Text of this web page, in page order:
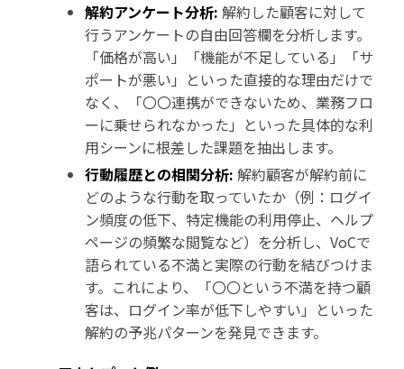
解約アンケート分析: 解約した顧客に対して
行うアンケートの自由回答欄を分析します。
「価格が高い」「機能が不足している」「サ
ポートが悪い」といった直接的な理由だけで
なく、「〇〇連携ができないため、業務フロ
ーに乗せられなかった」といった具体的な利
用シーンに根差した課題を抽出します。
行動履歴との相関分析: 解約顧客が解約前に
どのような行動を取っていたか（例：ログイ
ン頻度の低下、特定機能の利用停止、ヘルプ
ページの頻繁な閲覧など）を分析し、VoCで
語られている不満と実際の行動を結びつけま
す。これにより、「〇〇という不満を持つ顧
客は、ログイン率が低下しやすい」といった
解約の予兆パターンを発見できます。